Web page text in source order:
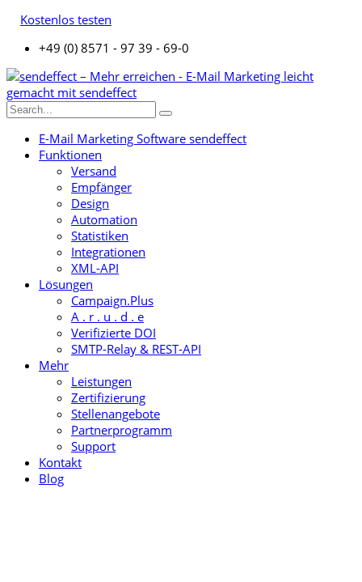
Kostenlos testen
+49 (0) 8571 - 97 39 - 69-0
E-Mail Marketing Software sendeffect
Funktionen
Versand
Empfänger
Design
Automation
Statistiken
Integrationen
XML-API
Lösungen
Campaign.Plus
A . r . u . d . e
Verifizierte DOI
SMTP-Relay & REST-API
Mehr
Leistungen
Zertifizierung
Stellenangebote
Partnerprogramm
Support
Kontakt
Blog